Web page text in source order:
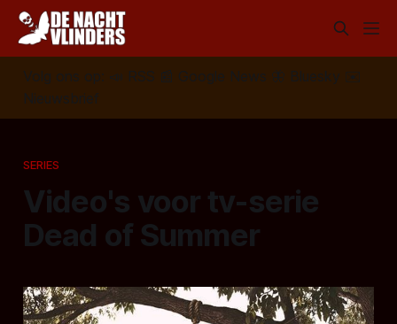
Volg ons op: 📣 RSS 📰 Google News 🦋 Bluesky
✉️
Nieuwsbrief
SERIES
Video's voor tv-serie
Dead of Summer